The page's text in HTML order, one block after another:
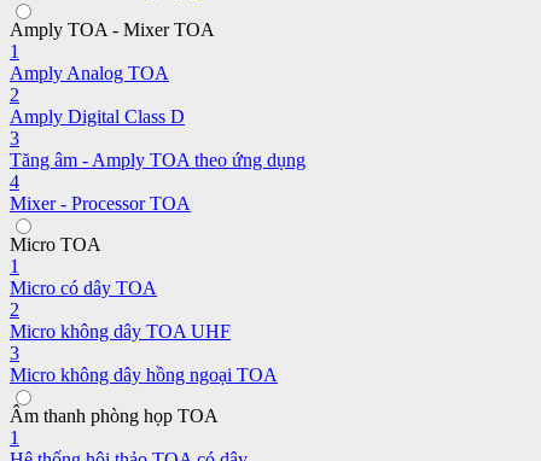
Amply TOA - Mixer TOA
1
Amply Analog TOA
2
Amply Digital Class D
3
Tăng âm - Amply TOA theo ứng dụng
4
Mixer - Processor TOA
Micro TOA
1
Micro có dây TOA
2
Micro không dây TOA UHF
3
Micro không dây hồng ngoại TOA
Âm thanh phòng họp TOA
1